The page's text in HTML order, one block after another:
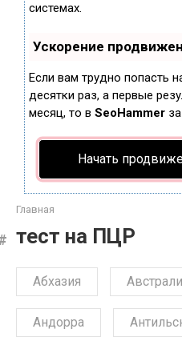
системах.
Ускорение
Если вам трудно попасть
десятки раз, а первые
месяц, то в SeoHammer
Начать
Главная
тест на ПЦР
Абхазия
Андорра